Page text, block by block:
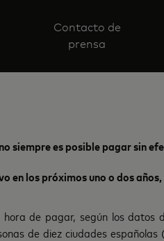
Contacto de
prensa
siempre es posible pagar sin
los próximos uno o dos
de pagar, según los datos
de diez ciudades